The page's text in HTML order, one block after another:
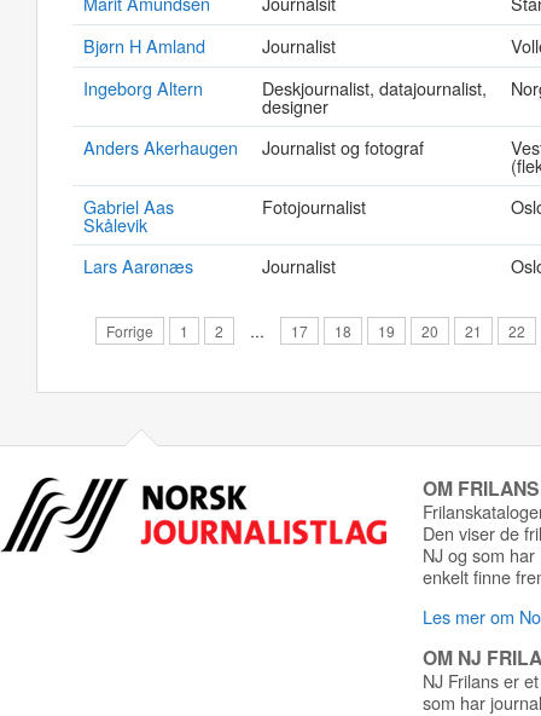
Bjørn H Amland
Journalist
Ingeborg Altern
Deskjournalist, datajournalist,
designer
Anders Akerhaugen Journalist og fotograf
Gabriel Aas
Skålevik
Fotojournalist
Lars Aarønæs Journalist
Forrige 1 2 … 17 18 19 20 21 22
OM
Den viser de
NJ og som
enkelt finne
Les mer om
OM NJ
NJ Frilans er
som har